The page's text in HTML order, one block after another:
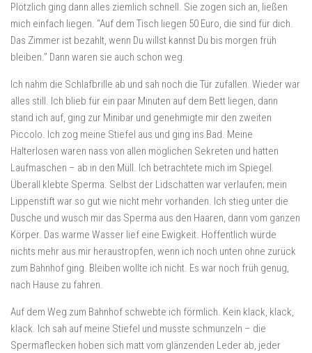
Plötzlich ging dann alles ziemlich schnell. Sie zogen sich an, ließen
mich einfach liegen. “Auf dem Tisch liegen 50 Euro, die sind für dich.
Das Zimmer ist bezahlt, wenn Du willst kannst Du bis morgen früh
bleiben.” Dann waren sie auch schon weg.
Ich nahm die Schlafbrille ab und sah noch die Tür zufallen. Wieder war
alles still. Ich blieb für ein paar Minuten auf dem Bett liegen, dann
stand ich auf, ging zur Minibar und genehmigte mir den zweiten
Piccolo. Ich zog meine Stiefel aus und ging ins Bad. Meine
Halterlosen waren nass von allen möglichen Sekreten und hatten
Laufmaschen – ab in den Müll. Ich betrachtete mich im Spiegel.
Überall klebte Sperma. Selbst der Lidschatten war verlaufen; mein
Lippenstift war so gut wie nicht mehr vorhanden. Ich stieg unter die
Dusche und wusch mir das Sperma aus den Haaren, dann vom ganzen
Körper. Das warme Wasser lief eine Ewigkeit. Hoffentlich würde
nichts mehr aus mir heraustropfen, wenn ich noch unten ohne zurück
zum Bahnhof ging. Bleiben wollte ich nicht. Es war noch früh genug,
nach Hause zu fahren.
Auf dem Weg zum Bahnhof schwebte ich förmlich. Kein klack, klack,
klack. Ich sah auf meine Stiefel und musste schmunzeln – die
Spermaflecken hoben sich matt vom glänzenden Leder ab, jeder